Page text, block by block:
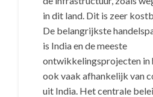
in dit land. Dit is zeer
De belangrijkste
is India en de meeste
ontwikkelingsprojecten in
ook vaak afhankelijk van
uit India. Het centrale